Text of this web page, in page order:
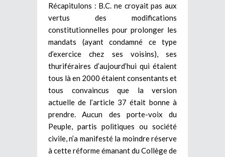
Récapitulons : B.C. ne croyait pas aux
vertus des modifications
constitutionnelles pour prolonger les
mandats (ayant condamné ce type
d’exercice chez ses voisins), ses
thuriféraires d’aujourd’hui qui étaient
tous là en 2000 étaient consentants et
tous convaincus que la version
actuelle de l’article 37 était bonne à
prendre. Aucun des porte-voix du
Peuple, partis politiques ou société
civile, n’a manifesté la moindre réserve
à cette réforme émanant du Collège de